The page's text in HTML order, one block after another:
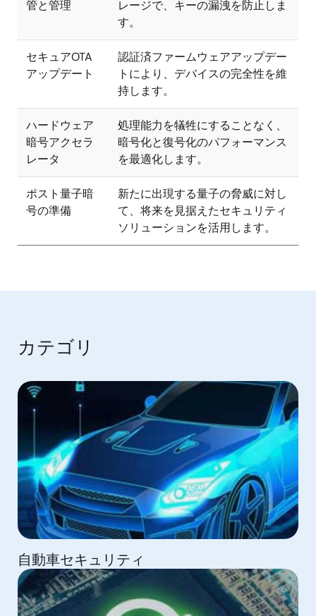
管と管理
レージで、キーの漏洩を防止しま
す。
セキュアOTA
アップデート
認証済ファームウェアアップデー
トにより、デバイスの完全性を維
持します。
ハードウェア
暗号アクセラ
レータ
処理能力を犠牲にすることなく、
暗号化と復号化のパフォーマンス
を最適化します。
ポスト量子暗
号の準備
新たに出現する量子の脅威に対し
て、将来を見据えたセキュリティ
ソリューションを活用します。
カテゴリ
自動車セキュリティ